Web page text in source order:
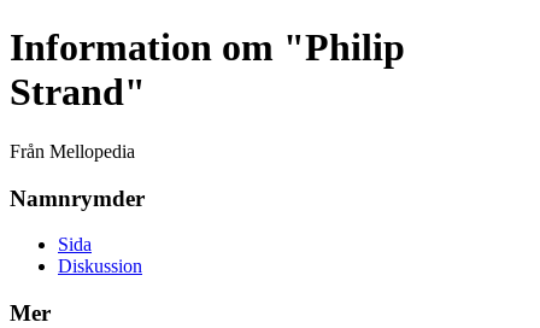
Information om "Philip
Strand"
Från Mellopedia
Namnrymder
Sida
Diskussion
Mer